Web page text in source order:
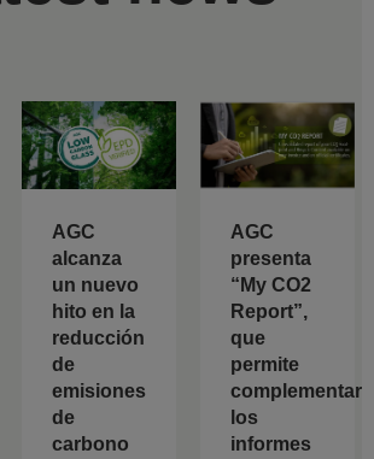
AGC
alcanza
un nuevo
hito en la
reducción
de
emisiones
de
carbono
AGC
presenta
“My CO2
Report”,
que
permite
complementar
los
informes